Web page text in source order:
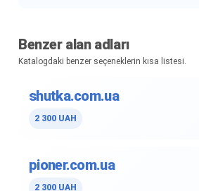
Benzer alan adları
Katalogdaki benzer seçeneklerin kısa listesi.
shutka.com.ua
2 300 UAH
pioner.com.ua
2 300 UAH